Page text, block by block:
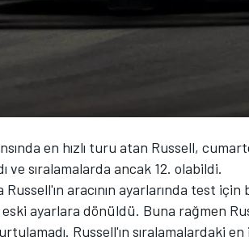
en hızlı turu atan Russell,
sıralamalarda ancak 12. olabildi.
aracının ayarlarında test
ayarlara dönüldü. Buna rağmen
Russell'ın sıralamalardaki